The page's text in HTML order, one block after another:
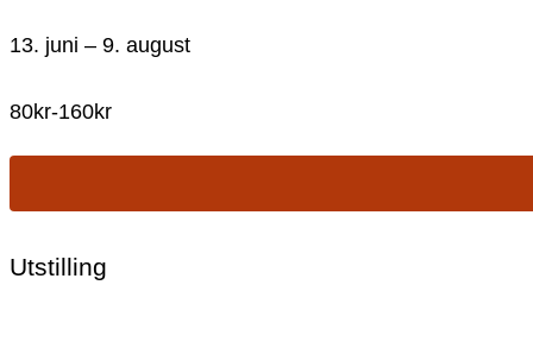
13. juni – 9. august
80kr-160kr
Utstilling